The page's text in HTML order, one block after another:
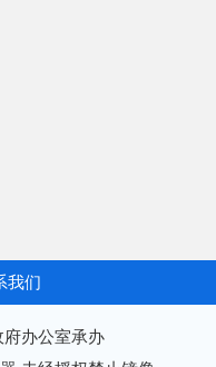
我们
办公室承办